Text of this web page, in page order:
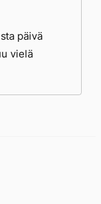
päivä
vielä